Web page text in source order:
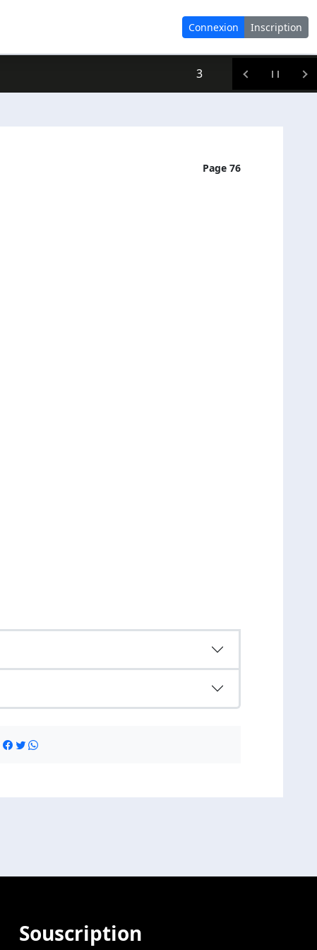
Connexion Inscription
3
Page 76
Souscription